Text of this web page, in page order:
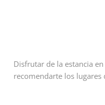
Disfrutar de la estancia
recomendarte los